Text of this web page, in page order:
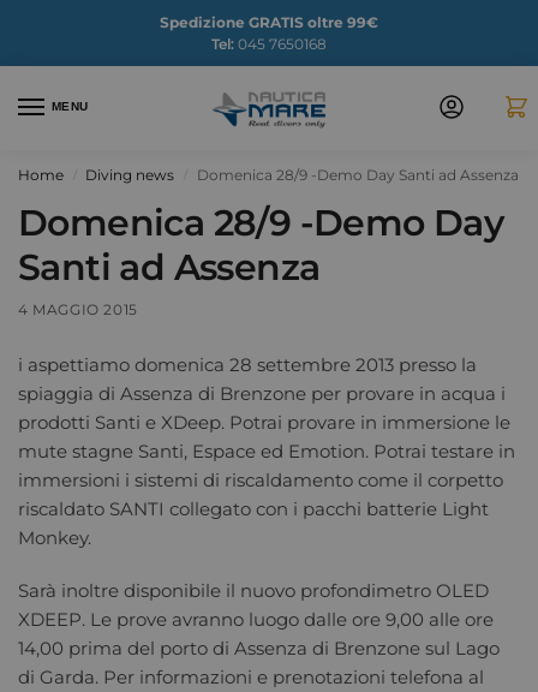
Spedizione GRATIS oltre 99€
Tel: 045 7650168
MENU
Home Diving news Domenica 28/9 -Demo Day Santi ad Assenza
Domenica 28/9 -Demo Day
Santi ad Assenza
4 MAGGIO 2015
i aspettiamo domenica 28 settembre 2013 presso la
spiaggia di Assenza di Brenzone per provare in acqua i
prodotti Santi e XDeep. Potrai provare in immersione le
mute stagne Santi, Espace ed Emotion. Potrai testare in
immersioni i sistemi di riscaldamento come il corpetto
riscaldato SANTI collegato con i pacchi batterie Light
Monkey.
Sarà inoltre disponibile il nuovo profondimetro OLED
XDEEP. Le prove avranno luogo dalle ore 9,00 alle ore
14,00 prima del porto di Assenza di Brenzone sul Lago
di Garda. Per informazioni e prenotazioni telefona al